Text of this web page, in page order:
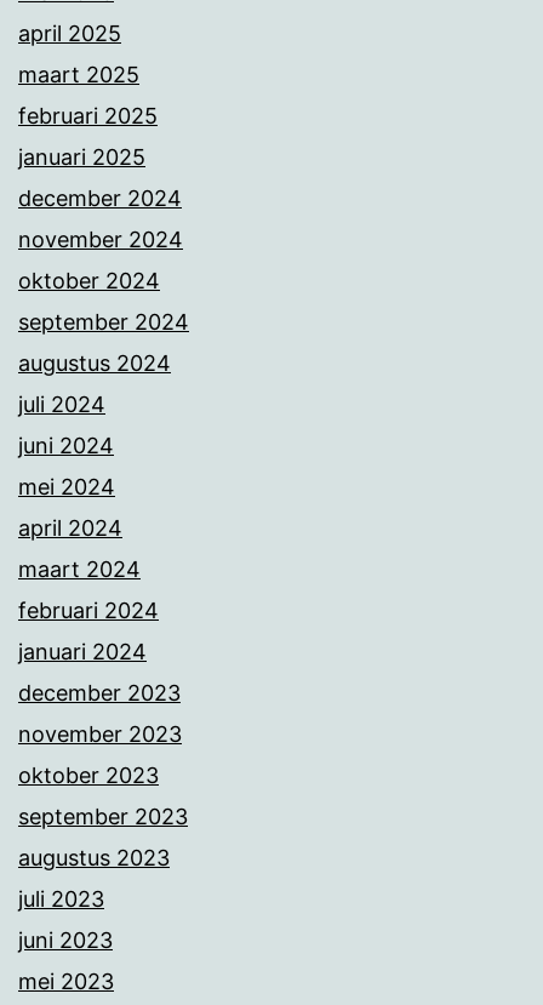
april 2025
maart 2025
februari 2025
januari 2025
december 2024
november 2024
oktober 2024
september 2024
augustus 2024
juli 2024
juni 2024
mei 2024
april 2024
maart 2024
februari 2024
januari 2024
december 2023
november 2023
oktober 2023
september 2023
augustus 2023
juli 2023
juni 2023
mei 2023